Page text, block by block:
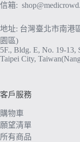
信箱:
地址: 台灣臺北市南港
園區)
5F., Bldg. E, No. 19-13,
Taipei City,
客戶服務
購物車
願望清單
所有商品